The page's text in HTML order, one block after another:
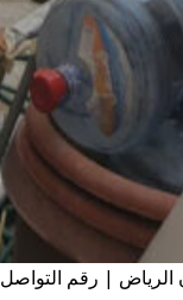
| رقم التواصل معنا: